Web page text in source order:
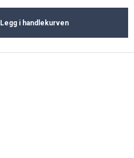
Legg i handlekurven